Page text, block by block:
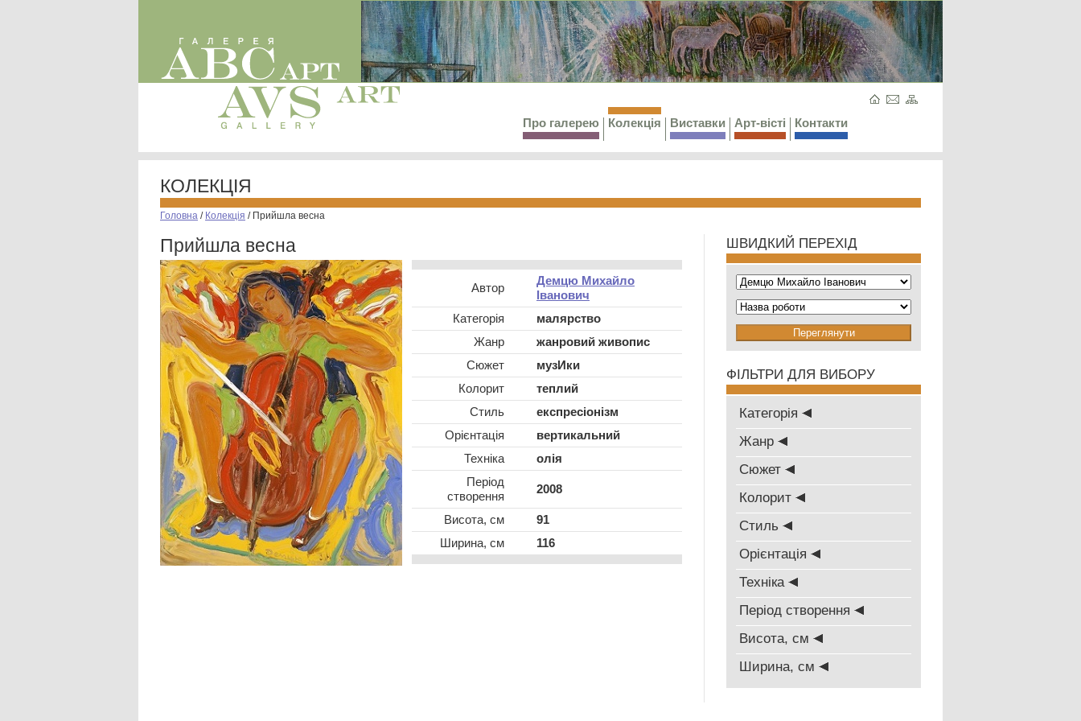
Про галерею Колекція Виставки Арт-вісті Контакти
КОЛЕКЦІЯ
Головна / Колекція / Прийшла весна
Прийшла весна
Автор
Демцю Михайло
Іванович
Категорія
малярство
Жанр
жанровий живопис
Сюжет
музИки
Колорит
теплий
Стиль
експресіонізм
Oрієнтація
вертикальний
Техніка
олія
Період
створення
2008
Висота, см
91
Ширина, см
116
ШВИДКИЙ ПЕРЕХІД
ФІЛЬТРИ ДЛЯ ВИБОРУ
Категорія
Жанр
Сюжет
Колорит
Стиль
Oрієнтація
Техніка
Період створення
Висота, см
Ширина, см